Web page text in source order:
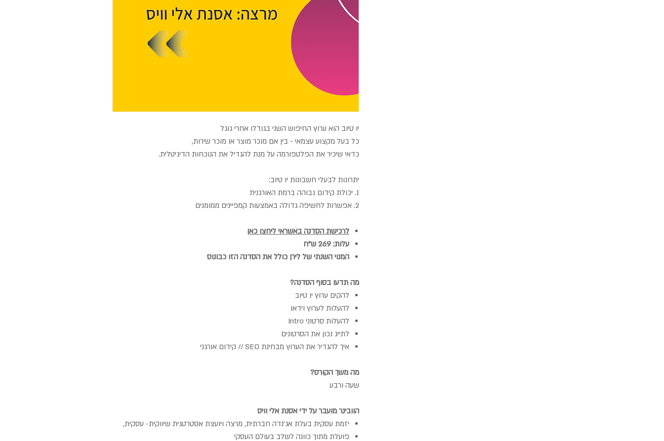
יו טיוב הוא ערוץ החיפוש השני בגודלו אחרי גוגל
כל בעל מקצוע עצמאי - בין אם מוכר מוצר או מוכר שירות,
כדאי שיכיר את הפלטפורמה על מנת להגדיל את הנוכחות הדיגיטלית.
יתרונות לבעלי חשבונות יו טיוב:
1. יכולת קידום גבוהה ברמת האורגנית
2. אפשרות לחשיפה גדולה באמצעות קמפיינים ממומנים
לרכישת הסדנה באשראי ליחצו כאן
עלות: 269 ש"ח
המנוי השנתי של לירן כולל את הסדנה הזו כבונוס
מה תדעו בסוף הסדנה?
להקים ערוץ יו טיוב
להעלות לערוץ וידאו
להעלות סרטוני Intro
לתייג נכון את הסרטונים
איך להגדיר את הערוץ מבחינת SEO // קידום אורגני
מה משך הקורס?
שעה ורבע
הוובינר מועבר על ידי אסנת אלי וויס
יזמת עסקית בעלת אג'נדה חברתית, מרצה ויועצת אסטרטגית שיווקית- עסקית,
פועלת מתוך כוונה לשלב בעולם העסקי